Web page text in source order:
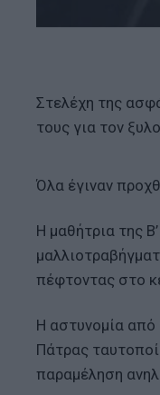
Στελέχη της
τους για τον
Όλα έγιναν
Η μαθήτρια της
πέφτοντας στο
Η αστυνομία από
Πάτρας
παραμέληση